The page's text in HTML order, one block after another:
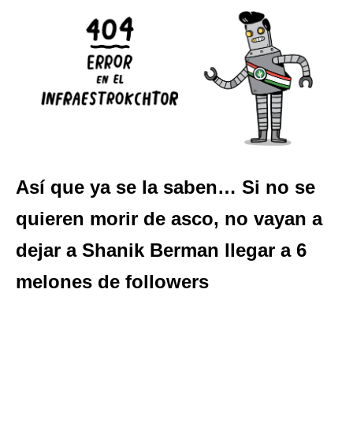
Así que ya se la saben… Si no se
quieren morir de asco, no vayan a
dejar a Shanik Berman llegar a 6
melones de followers